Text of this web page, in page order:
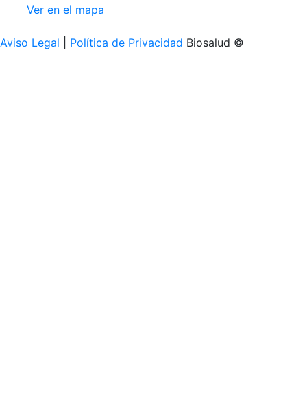
Ver en el mapa
Aviso Legal Política de Privacidad Biosalud ©